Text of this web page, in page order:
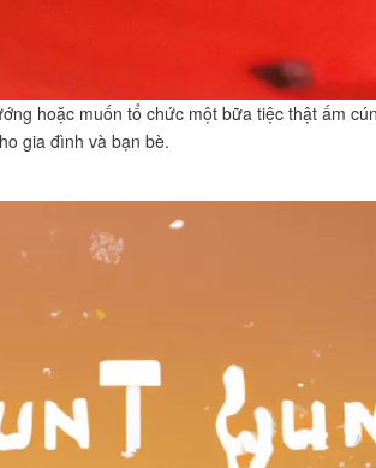
hoặc muốn tổ chức một bữa tiệc thật ấm
gia đình và bạn bè.